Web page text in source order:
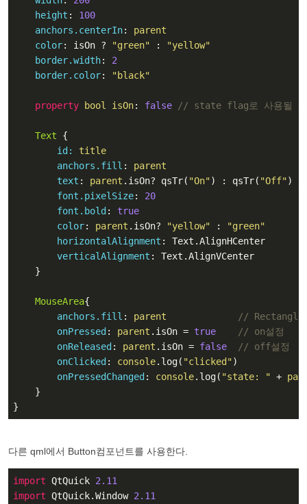
height : 100
anchors.centerIn: parent
color: isOn ? "green" :
"yellow"
border.width: 2
border.color: "black"
property bool isOn: false // state flag로 사용될 사
Text {
id:
title
anchors.fill : parent
text : parent .isOn? qsTr( "On") : qsTr( "Off")
font.pixelSize: 20
font.bold : true
color: parent .isOn? "yellow" :
"green"
horizontalAlignment : Text.AlignHCenter
verticalAlignment : Text.AlignVCenter
    }
MouseArea{
anchors.fill : parent
// Rectangle
onPressed : parent .isOn = true
// on설정
onReleased : parent .isOn = false
// off설정
onClicked : console.log( "clicked")
onPressedChanged : console.log( "state: " +
    }
}
다른 qml에서 Button컴포넌트를 사용한다.
import QtQuick 2.11
import QtQuick.Window 2.11